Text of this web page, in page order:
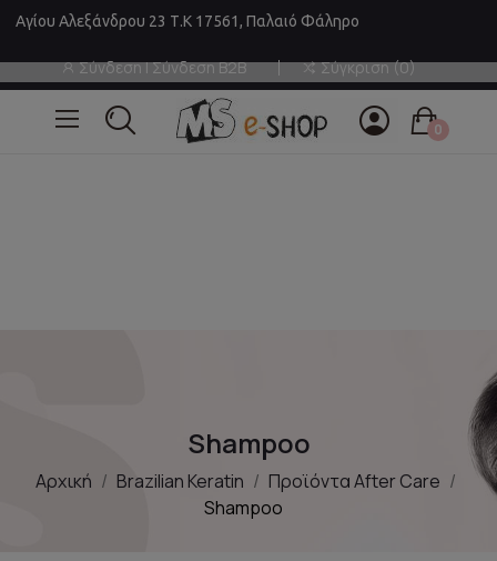
Αγίου Αλεξάνδρου 23 Τ.Κ 17561, Παλαιό Φάληρο
Σύνδεση | Σύνδεση B2B Σύγκριση 0
0
Shampoo
Αρχική Brazilian Keratin
Προϊόντα After Care
Shampoo